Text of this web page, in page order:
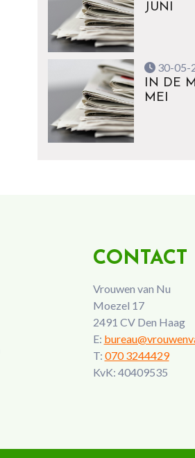
JUNI
30-05-
IN DE
MEI
CONTACT
Vrouwen van Nu
Moezel 17
2491 CV Den Haag
E:
T: 070 3244429
KvK: 40409535